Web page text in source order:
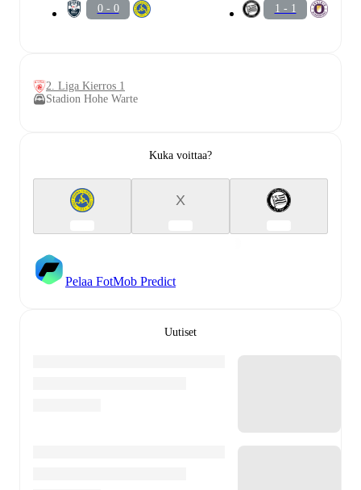
0 - 0 1 - 1
2. Liga Kierros 1
Stadion Hohe Warte
Kuka voittaa?
X
Pelaa FotMob Predict
Uutiset